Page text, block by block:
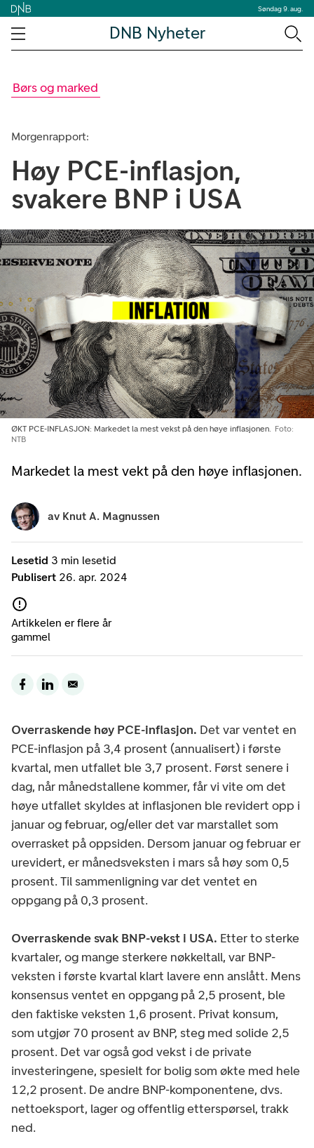
Søndag 9. aug.
DNB Nyheter
Børs og marked
Morgenrapport:
Høy PCE-inflasjon,
svakere BNP i USA
Markedet la mest vekt på den høye inflasjonen.
ØKT PCE-INFLASJON: Markedet la mest vekst på den høye inflasjonen.
Foto:
NTB
Lesetid 3 min lesetid
Publisert 26. apr. 2024
Artikkelen er flere år
gammel
av Knut A. Magnussen
Overraskende høy PCE-inflasjon. Det var ventet en
PCE-inflasjon på 3,4 prosent (annualisert) i første
kvartal, men utfallet ble 3,7 prosent. Først senere i
dag, når månedstallene kommer, får vi vite om det
høye utfallet skyldes at inflasjonen ble revidert opp i
januar og februar, og/eller det var marstallet som
overrasket på oppsiden. Dersom januar og februar er
urevidert, er månedsveksten i mars så høy som 0,5
prosent. Til sammenligning var det ventet en
oppgang på 0,3 prosent.
Overraskende svak BNP-vekst i USA. Etter to sterke
kvartaler, og mange sterkere nøkkeltall, var BNP-
veksten i første kvartal klart lavere enn anslått. Mens
konsensus ventet en oppgang på 2,5 prosent, ble
den faktiske veksten 1,6 prosent. Privat konsum,
som utgjør 70 prosent av BNP, steg med solide 2,5
prosent. Det var også god vekst i de private
investeringene, spesielt for bolig som økte med hele
12,2 prosent. De andre BNP-komponentene, dvs.
nettoeksport, lager og offentlig etterspørsel, trakk
ned.